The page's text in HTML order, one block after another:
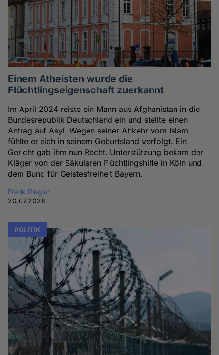
Einem Atheisten wurde die
Flüchtlingseigenschaft zuerkannt
Im April 2024 reiste ein Mann aus Afghanistan in die
Bundesrepublik Deutschland ein und stellte einen
Antrag auf Asyl. Wegen seiner Abkehr vom Islam
fühlte er sich in seinem Geburtsland verfolgt. Ein
Gericht gab ihm nun Recht. Unterstützung bekam der
Kläger von der Säkularen Flüchtlingshilfe in Köln und
dem Bund für Geistesfreiheit Bayern.
Frank Riegler
20.07.2026
POLITIK